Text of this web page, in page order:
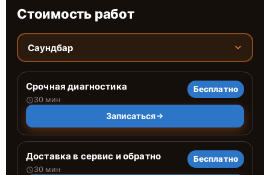
Стоимость работ
Саундбар
Срочная диагностика
30 мин
Бесплатно
Записаться
Доставка в сервис и обратно
30 мин
Бесплатно